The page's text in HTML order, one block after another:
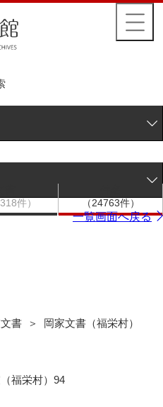
件）
（24763件）
一覧画面へ戻る
書 ＞ 岡家文書（福栄村）
福栄村）94